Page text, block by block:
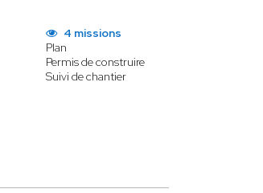
4 missions
Plan
Permis de construire
Suivi de chantier